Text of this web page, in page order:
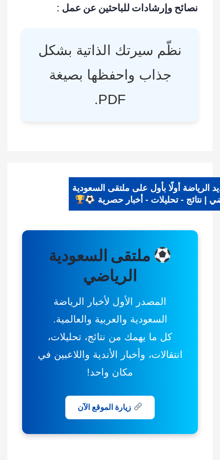
نصائح وإرشادات للباحثين عن عمل :
نظّم سيرتك الذاتية بشكل
جذاب واحفظها بصيغة
PDF.
الرياضة أولًا بأول على ملتقى السعودية
| نتائج - تحليلات - أخبار حصرية
ملتقى السعودية
الرياضي
المصدر الأول لأخبار الرياضة
السعودية والعربية والعالمية.
كل ما يهمك من نتائج، تحليلات،
انتقالات، وأخبار الأندية واللاعبين في
مكان واحد!
زيارة الموقع الآن